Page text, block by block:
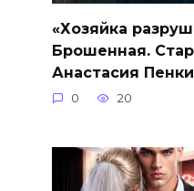
«Хозяйка
Брошенная.
Анастасия
0 20